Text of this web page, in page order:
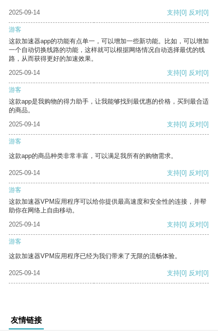
2025-09-14 支持[0] 反对[0]
游客
这款加速器app的功能有点单一，可以增加一些新功能。比如，可以增加
一个自动切换线路的功能，这样就可以根据网络情况自动选择最优的线
路，从而获得更好的加速效果。
2025-09-14
支持[0] 反对[0]
游客
这款app是我购物的得力助手，让我能够找到最优惠的价格，买到最合适
的商品。
2025-09-14
支持[0] 反对[0]
游客
这款app的商品种类非常丰富，可以满足我所有的购物需求。
2025-09-14 支持[0] 反对[0]
游客
这款加速器VPM应用程序可以给你提供最高速度和安全性的连接，并帮
助你在网络上自由移动。
2025-09-14
支持[0] 反对[0]
游客
这款加速器VPM应用程序已经为我们带来了无限的流畅体验。
2025-09-14 支持[0] 反对[0]
友情链接